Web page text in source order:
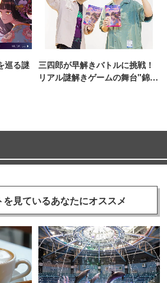
巡る謎
三四郎が早解きバトルに挑戦！
リアル謎解きゲームの舞台"錦糸
を見ているあなたにオススメ